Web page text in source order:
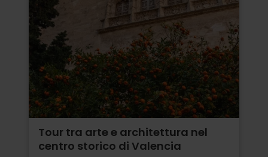
Tour tra arte e architettura nel
centro storico di Valencia